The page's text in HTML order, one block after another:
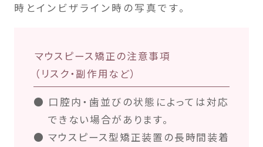
時とインビザライン時の写真です。
マウスピース矯正の注意事項
（リスク・副作用など）
口腔内・歯並びの状態によっては対応
できない場合があります。
マウスピース型矯正装置の長時間装着